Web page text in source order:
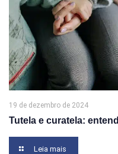
19 de dezembro de 2024
Tutela e curatela:
Leia mais